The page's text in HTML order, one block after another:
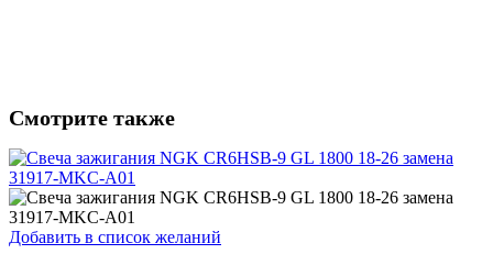
Смотрите также
Добавить в список желаний